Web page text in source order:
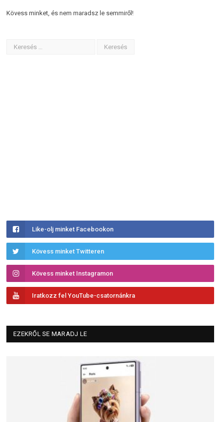
Kövess minket, és nem maradsz le semmiről!
Like-olj minket Facebookon
Kövess minket Twitteren
Kövess minket Instagramon
Iratkozz fel YouTube-csatornánkra
EZEKRŐL SE MARADJ LE